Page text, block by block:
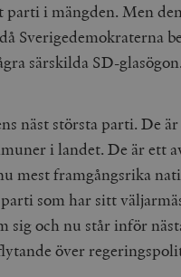
parti i mängden. Men
Sverigedemokraterna
särskilda SD-glasögon.
näst största parti. De
i landet. De är ett
mest framgångsrika
som har sitt
sig och nu står inför
över